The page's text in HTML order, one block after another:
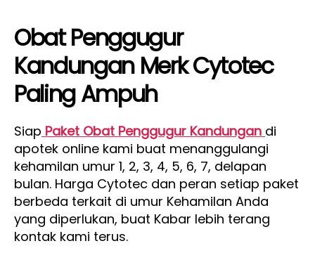
Obat Penggugur
Kandungan Merk Cytotec
Paling Ampuh
Siap Paket Obat Penggugur Kandungan di
apotek online kami buat menanggulangi
kehamilan umur 1, 2, 3, 4, 5, 6, 7, delapan
bulan. Harga Cytotec dan peran setiap paket
berbeda terkait di umur Kehamilan Anda
yang diperlukan, buat Kabar lebih terang
kontak kami terus.